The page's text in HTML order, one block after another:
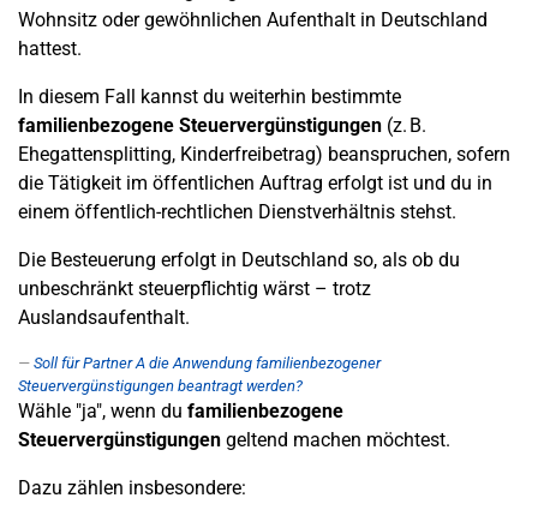
Wohnsitz oder gewöhnlichen Aufenthalt in Deutschland
hattest.
In diesem Fall kannst du weiterhin bestimmte
familienbezogene Steuervergünstigungen (z. B.
Ehegattensplitting, Kinderfreibetrag) beanspruchen, sofern
die Tätigkeit im öffentlichen Auftrag erfolgt ist und du in
einem öffentlich-rechtlichen Dienstverhältnis stehst.
Die Besteuerung erfolgt in Deutschland so, als ob du
unbeschränkt steuerpflichtig wärst – trotz
Auslandsaufenthalt.
Soll für Partner A die Anwendung familienbezogener
Steuervergünstigungen beantragt werden?
Wähle "ja", wenn du familienbezogene
Steuervergünstigungen geltend machen möchtest.
Dazu zählen insbesondere: